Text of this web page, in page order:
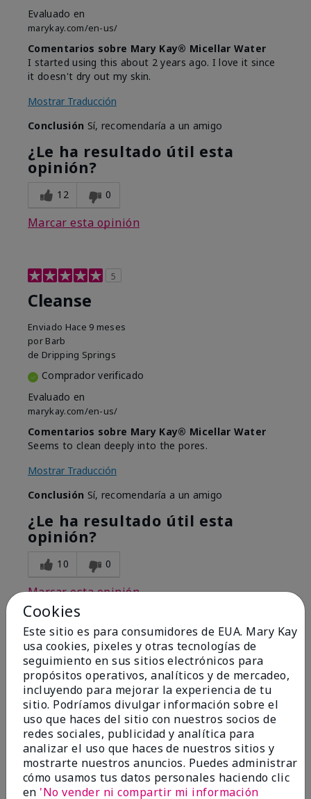
Evaluado en
marykay.com/en-us/
Comentarios sobre Mary Kay® Micellar Water
I started using this about 2 years ago. I love it since
it doesn't dry out my skin.
Mostrar Traducción
Conclusión Sí, recomendaría a un amigo
¿Le ha resultado útil esta
opinión?
12 0
Marcar esta opinión
5
Cleanse
Enviado Hace 9 meses
por Barb
de Dripping Springs
Comprador verificado
Evaluado en
marykay.com/en-us/
Comentarios sobre Mary Kay® Micellar Water
Seems to clean deeply into the pores.
Mostrar Traducción
Conclusión Sí, recomendaría a un amigo
¿Le ha resultado útil esta
opinión?
10 0
Marcar esta opinión
5
Amazing product. Wish I knew
about it sooner
Hace 10 meses
por Macey Rabson
deHouston, Texas
Evaluado en
marykay.com/en-us/
Cookies
Este sitio es para consumidores de EUA. Mary Kay
usa cookies, pixeles y otras tecnologías de
seguimiento en sus sitios electrónicos para
propósitos operativos, analíticos y de mercadeo,
incluyendo para mejorar la experiencia de tu
sitio. Podríamos divulgar información sobre el
uso que haces del sitio con nuestros socios de
redes sociales, publicidad y analítica para
analizar el uso que haces de nuestros sitios y
mostrarte nuestros anuncios. Puedes administrar
cómo usamos tus datos personales haciendo clic
en 'No vender ni compartir mi información